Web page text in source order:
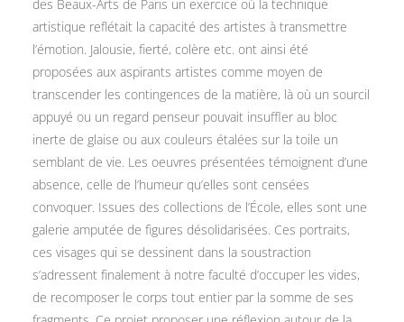
des Beaux-Arts de Paris un exercice où la technique
artistique reflétait la capacité des artistes à transmettre
l’émotion. Jalousie, fierté, colère etc. ont ainsi été
proposées aux aspirants artistes comme moyen de
transcender les contingences de la matière, là où un sourcil
appuyé ou un regard penseur pouvait insuffler au bloc
inerte de glaise ou aux couleurs étalées sur la toile un
semblant de vie. Les oeuvres présentées témoignent d’une
absence, celle de l’humeur qu’elles sont censées
convoquer. Issues des collections de l’École, elles sont une
galerie amputée de figures désolidarisées. Ces portraits,
ces visages qui se dessinent dans la soustraction
s’adressent finalement à notre faculté d’occuper les vides,
de recomposer le corps tout entier par la somme de ses